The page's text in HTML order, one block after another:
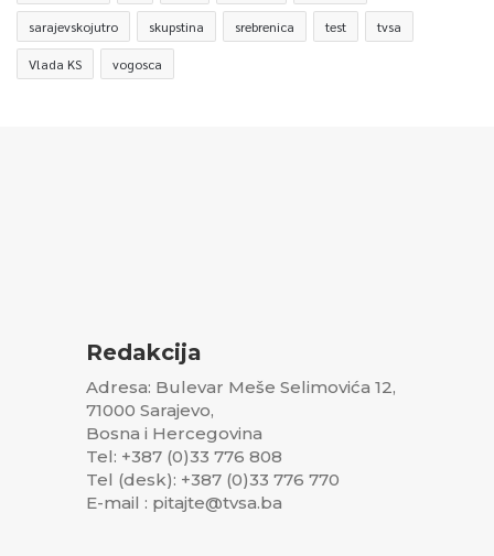
sarajevskojutro skupstina srebrenica test tvsa
Vlada KS vogosca
Redakcija
Adresa: Bulevar Meše Selimovića 12,
71000 Sarajevo,
Bosna i Hercegovina
Tel: +387 (0)33 776 808
Tel (desk): +387 (0)33 776 770
E-mail : pitajte@tvsa.ba